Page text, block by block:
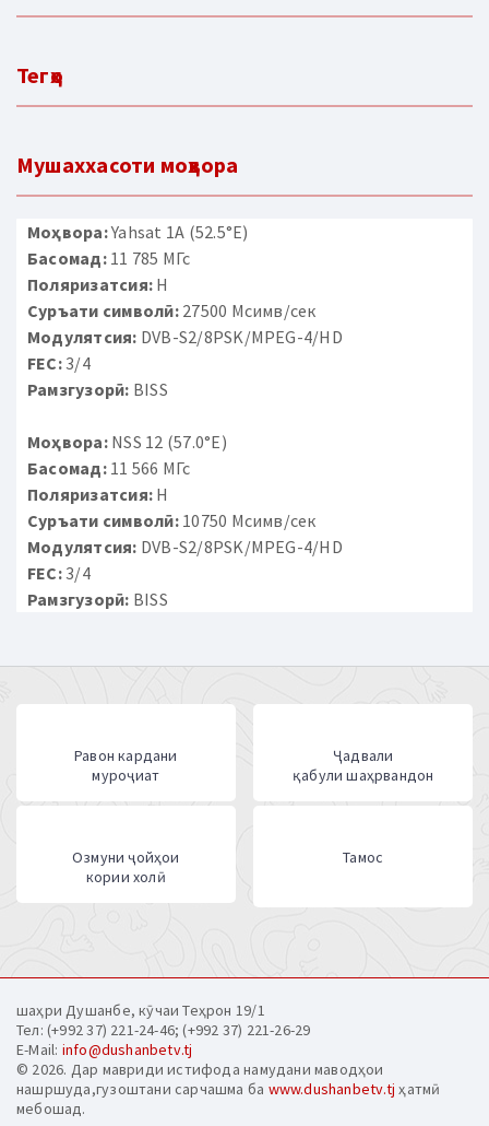
Тегҳо
Мушаххасоти моҳвора
Моҳвора:Yahsat 1A (52.5°E)
Басомад:11 785 МГс
Поляризатсия: H
Суръати символӣ:27500 Мсимв/сек
Модулятсия: DVB-S2/8PSK/MPEG-4/HD
FEC:3/4
Рамзгузорӣ: BISS
Моҳвора:NSS 12 (57.0°E)
Басомад:11 566 МГс
Поляризатсия: H
Суръати символӣ:10750 Мсимв/сек
Модулятсия: DVB-S2/8PSK/MPEG-4/HD
FEC:3/4
Рамзгузорӣ: BISS
Равон кардани
муроҷиат
Ҷадвали
қабули шаҳрвандон
Озмуни ҷойҳои
кории холӣ
Тамос
шаҳри Душанбе, кӯчаи Теҳрон 19/1
Тел: (+992 37) 221-24-46; (+992 37) 221-26-29
E-Mail: info@dushanbetv.tj
© 2026. Дар мавриди истифода намудани маводҳои
нашршуда,гузоштани сарчашма ба www.dushanbetv.tj ҳатмӣ
мебошад.